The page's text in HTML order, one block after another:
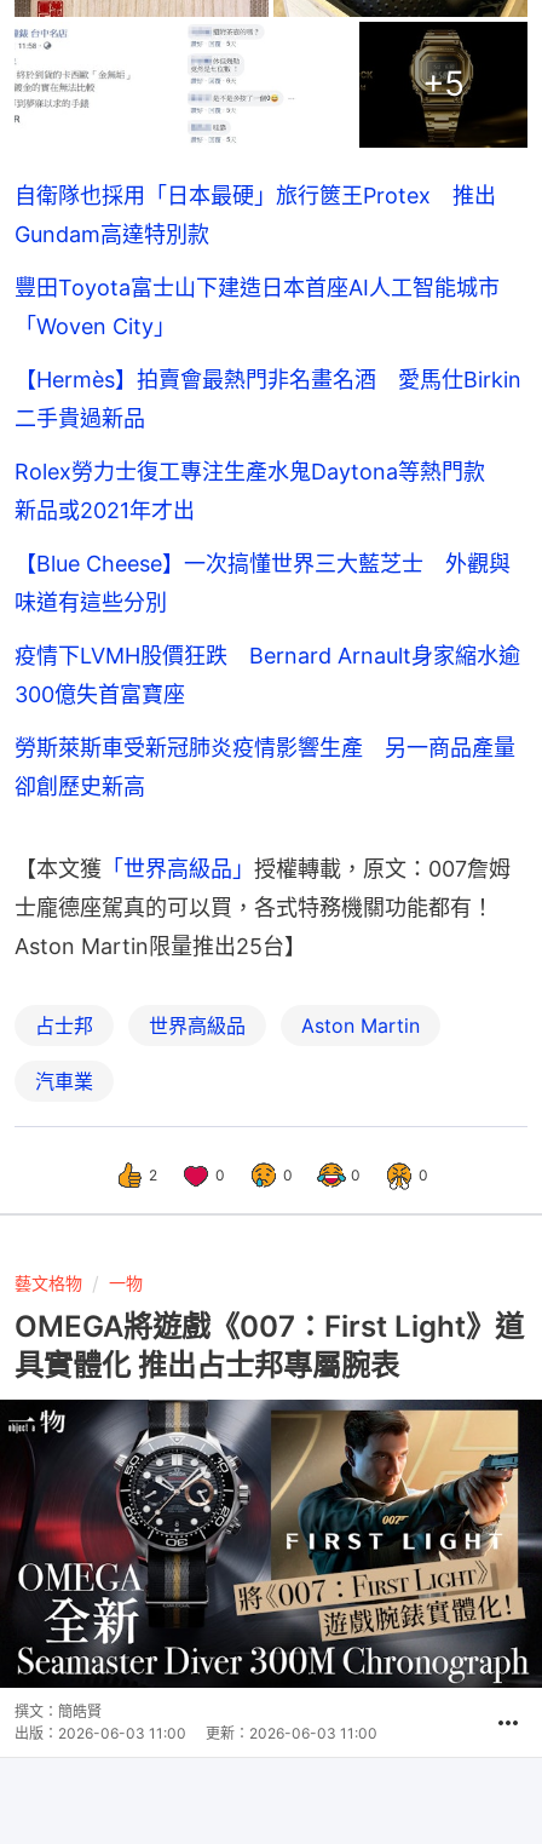
+5
自衛隊也採用「日本最硬」旅行篋王Protex 推出
Gundam高達特別款
豐田Toyota富士山下建造日本首座AI人工智能城市
「Woven City」
【Hermès】拍賣會最熱門非名畫名酒 愛馬仕Birkin
二手貴過新品
Rolex勞力士復工專注生產水鬼Daytona等熱門款
新品或2021年才出
【Blue Cheese】一次搞懂世界三大藍芝士 外觀與
味道有這些分別
疫情下LVMH股價狂跌 Bernard Arnault身家縮水逾
300億失首富寶座
勞斯萊斯車受新冠肺炎疫情影響生產 另一商品產量
卻創歷史新高
【本文獲 「世界高級品」 授權轉載，原文：007詹姆
士龐德座駕真的可以買，各式特務機關功能都有！
Aston Martin限量推出25台】
占士邦 世界高級品 Aston Martin
汽車業
2 0 0 0 0
藝文格物 一物
OMEGA將遊戲《007：First Light》道
具實體化 推出占士邦專屬腕表
撰文： 簡皓賢
出版： 2026-06-03 11:00 更新： 2026-06-03 11:00